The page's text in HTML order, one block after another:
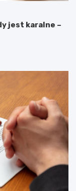
jest karalne –